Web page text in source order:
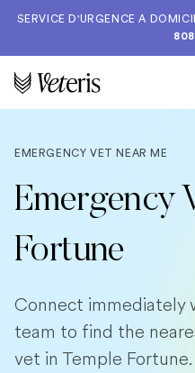
SERVICE D'URGENCE A
EMERGENCY VET NEAR ME
Emergency
Fortune
Connect immediately
team to find the
vet in Temple Fortune.